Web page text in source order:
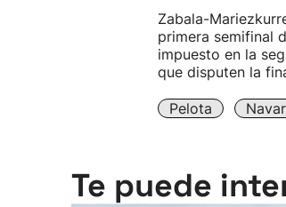
Zabala-
primera semifinal
impuesto en la
que disputen la
Pelota
Te puede